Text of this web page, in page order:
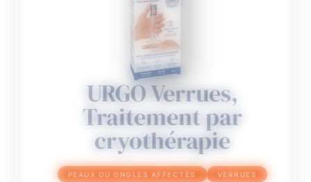
URGO Verrues,
Traitement par
cryothérapie
PEAUX OU ONGLES AFFECTÉS VERRUES